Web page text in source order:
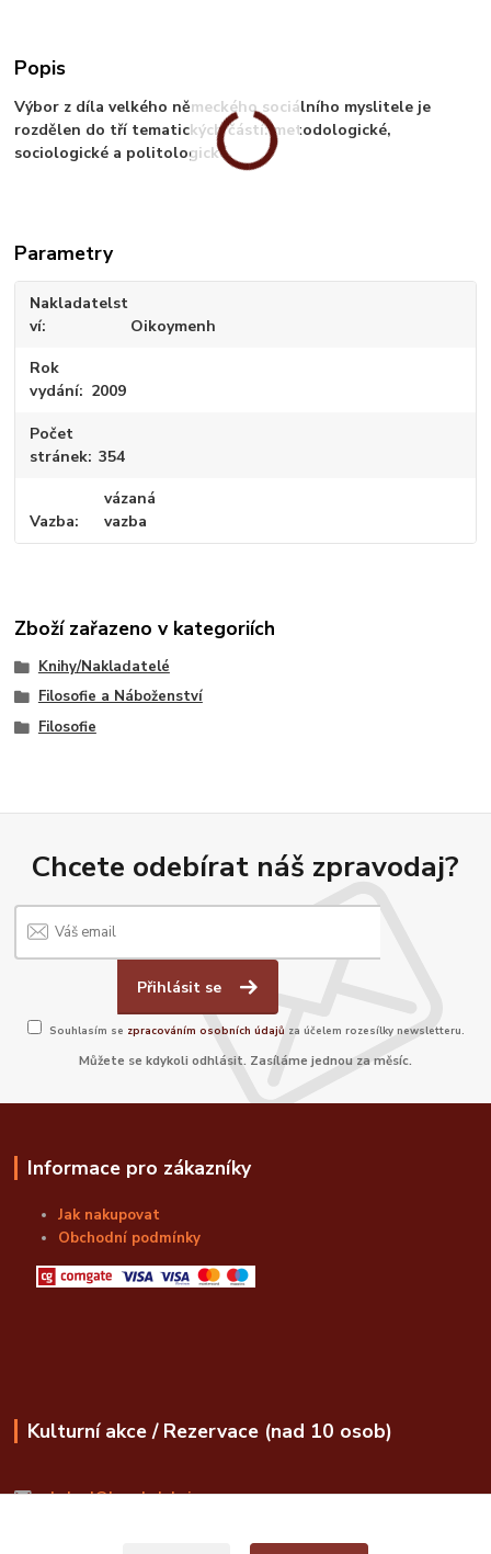
Popis
Výbor z díla velkého německého sociálního myslitele je
rozdělen do tří tematických částí: metodologické,
sociologické a politologické.
Parametry
Nakladatelst
ví
Oikoymenh
Rok
vydání
2009
Počet
stránek 354
Vazba
vázaná
vazba
Zboží zařazeno v kategoriích
Knihy/Nakladatelé
Filosofie a Náboženství
Filosofie
Chcete odebírat náš zpravodaj?
Přihlásit se
Souhlasím se zpracováním osobních údajů za účelem rozesílky newsletteru.
Můžete se kdykoli odhlásit. Zasíláme jednou za měsíc.
Informace pro zákazníky
Jak nakupovat
Obchodní podmínky
Kulturní akce / Rezervace (nad 10 osob)
obchod@bozskalahvice.cz